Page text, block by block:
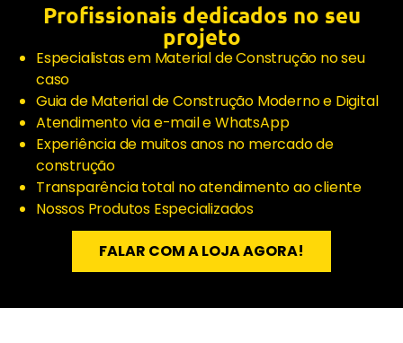
Profissionais dedicados no seu
projeto
Especialistas em Material de Construção no seu
caso
Guia de Material de Construção Moderno e Digital
Atendimento via e-mail e WhatsApp
Experiência de muitos anos no mercado de
construção
Transparência total no atendimento ao cliente
Nossos Produtos Especializados
FALAR COM A LOJA AGORA!